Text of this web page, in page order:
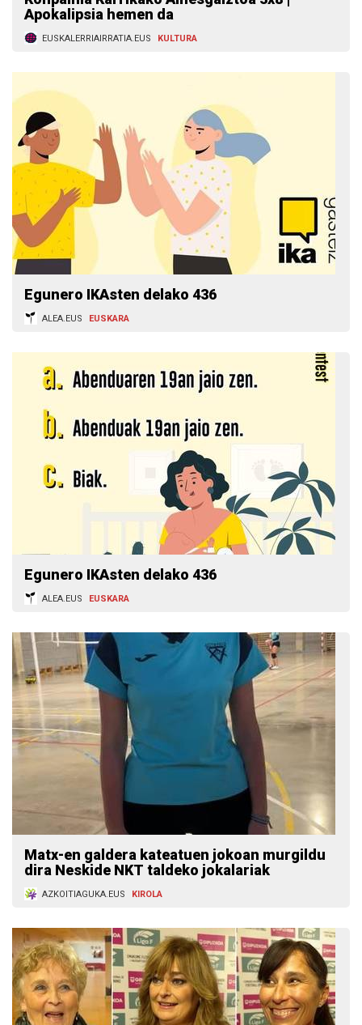
Apokalipsia hemen da
EUSKALERRIAIRRATIA.EUS KULTURA
Egunero IKAsten delako 436
ALEA.EUS EUSKARA
Egunero IKAsten delako 436
ALEA.EUS EUSKARA
Matx-en galdera kateatuen jokoan murgildu
dira Neskide NKT taldeko jokalariak
AZKOITIAGUKA.EUS KIROLA